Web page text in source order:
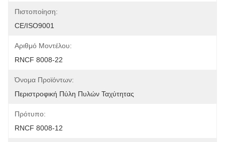
Πιστοποίηση:
CE/ISO9001
Αριθμό Μοντέλου:
RNCF 8008-22
Όνομα Προϊόντων:
Περιστροφική Πύλη Πυλών Ταχύτητας
Πρότυπο:
RNCF 8008-12